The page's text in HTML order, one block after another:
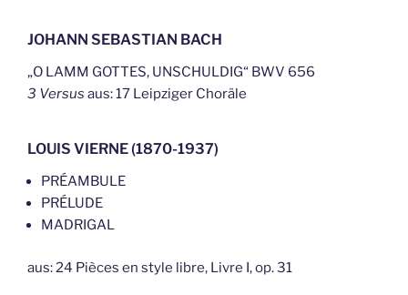
JOHANN SEBASTIAN BACH
„O LAMM GOTTES, UNSCHULDIG“ BWV 656
3 Versus aus: 17 Leipziger Choräle
LOUIS VIERNE (1870-1937)
PRÉAMBULE
PRÉLUDE
MADRIGAL
aus: 24 Pièces en style libre, Livre I, op. 31